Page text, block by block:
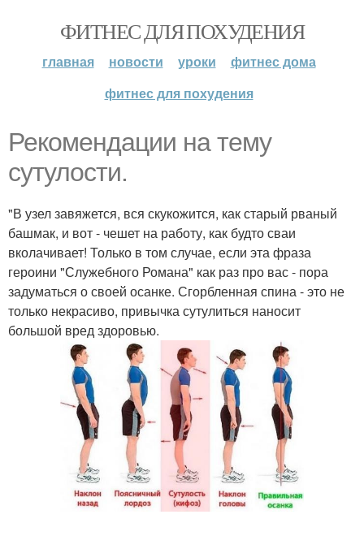
ФИТНЕС ДЛЯ ПОХУДЕНИЯ
главная новости уроки
фитнес дома
фитнес для похудения
Рекомендации на тему
сутулости.
"В узел завяжется, вся скукожится, как старый рваный
башмак, и вот - чешет на работу, как будто сваи
вколачивает! Только в том случае, если эта фраза
героини "Служебного Романа" как раз про вас - пора
задуматься о своей осанке. Сгорбленная спина - это не
только некрасиво, привычка сутулиться наносит
большой вред здоровью.